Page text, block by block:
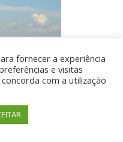
- Desenvolvido
fornecer a experiência
e visitas
com a utilização